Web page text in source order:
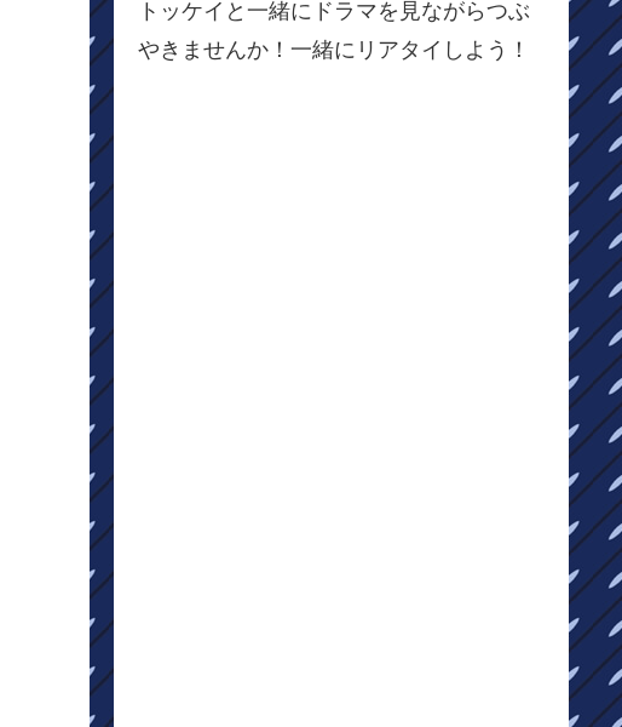
トッケイと一緒にドラマを見ながらつぶ
やきませんか！一緒にリアタイしよう！